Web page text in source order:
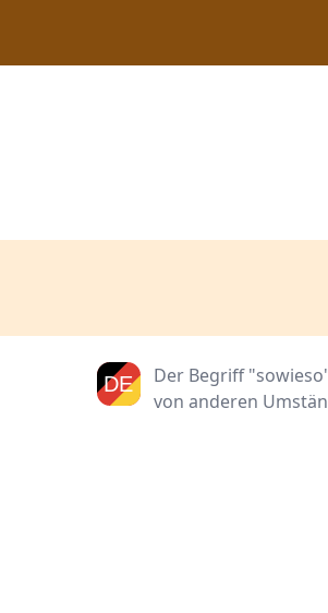
Der Begriff
von anderen